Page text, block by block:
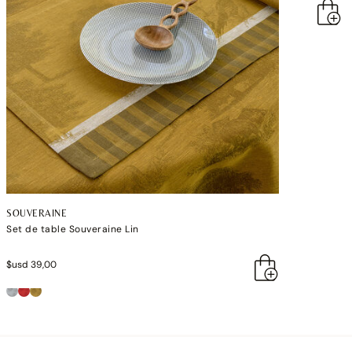
SOUVERAINE
Set de table Souveraine Lin
$usd 39,00